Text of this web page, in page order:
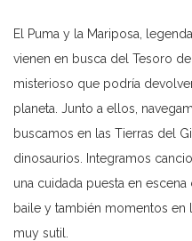
El Puma y la Mariposa,
vienen en busca del Tesoro
misterioso que podría
planeta. Junto a ellos,
buscamos en las Tierras del
dinosaurios. Integramos
una cuidada puesta en
baile y también momentos
muy sutil.